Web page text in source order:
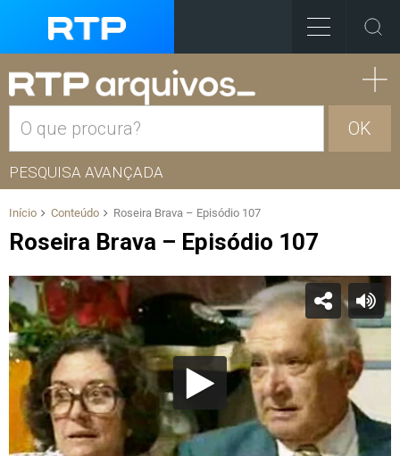
OK
PESQUISA AVANÇADA
Início Conteúdo Roseira Brava – Episódio 107
Roseira Brava – Episódio 107